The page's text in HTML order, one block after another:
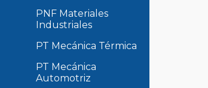
PNF Materiales
Industriales
PT Mecánica Térmica
PT Mecánica
Automotriz